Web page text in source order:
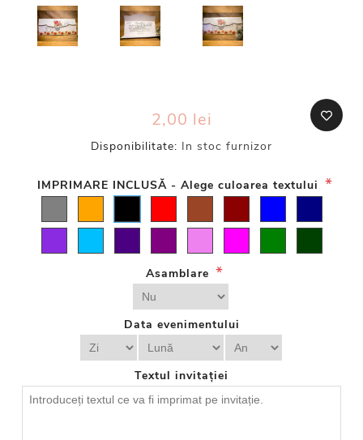
2,00 lei
Disponibilitate: In stoc furnizor
IMPRIMARE INCLUSĂ - Alege culoarea textului *
Asamblare *
Data evenimentului
Textul invitației